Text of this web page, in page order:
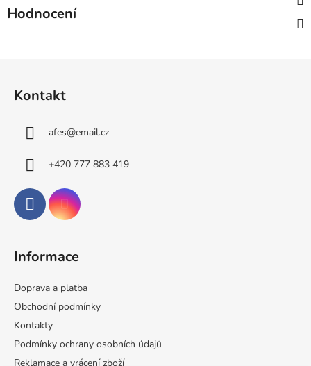
Hodnocení
Kontakt
afes@email.cz
+420 777 883 419
Informace
Doprava a platba
Obchodní podmínky
Kontakty
Podmínky ochrany osobních údajů
Reklamace a vrácení zboží